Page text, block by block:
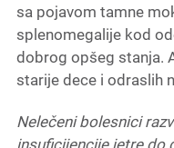
sa pojavom tamne
splenomegalije kod
dobrog opšeg stanja.
starije dece i odraslih
Nelečeni bolesnici